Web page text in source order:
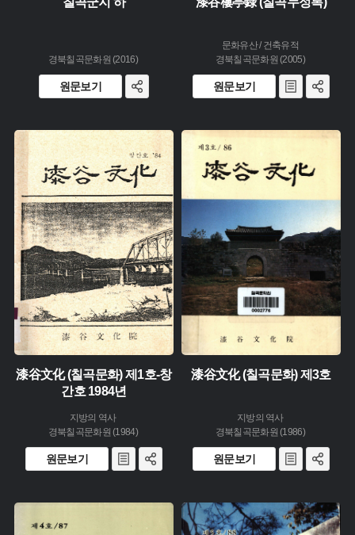
경북칠곡문화원 (2016)
원문보기
문화유산 / 건축유적
경북칠곡문화원 (2005)
원문보기
주제 :
유형 :
발행 :
생산 :
소장 :
漆谷文化 (칠곡문화) 제1호-창
간호 1984년
지방의 역사
경북칠곡문화원 (1984)
원문보기
주제 :
소장 :
漆谷文化 (칠곡문화) 제3호
지방의 역사
경북칠곡문화원 (1986)
원문보기